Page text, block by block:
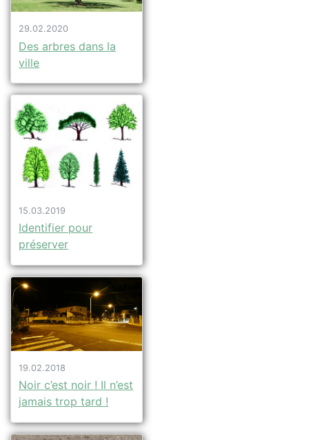
29.02.2020
Des arbres dans la
ville
15.03.2019
Identifier pour
préserver
19.02.2018
Noir c’est noir ! Il n’est
jamais trop tard !